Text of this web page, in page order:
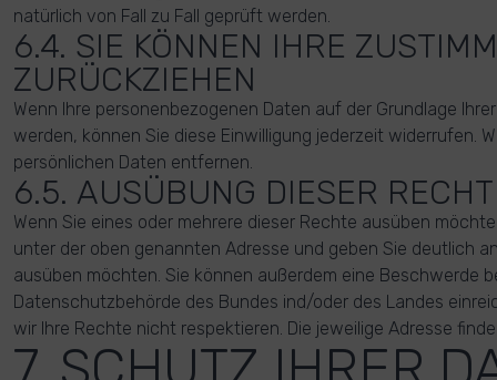
natürlich von Fall zu Fall geprüft werden.
6.4. SIE KÖNNEN IHRE
ZURÜCKZIEHEN
Wenn Ihre personenbezogenen Daten auf der Grundlage
werden, können Sie diese Einwilligung jederzeit widerrufen.
persönlichen Daten entfernen.
6.5. AUSÜBUNG DIESER
Wenn Sie eines oder mehrere dieser Rechte ausüben
unter der oben genannten Adresse und geben Sie deutlich
ausüben möchten. Sie können außerdem eine Beschwerde
Datenschutzbehörde des Bundes ind/oder des Landes
wir Ihre Rechte nicht respektieren. Die jeweilige Adresse